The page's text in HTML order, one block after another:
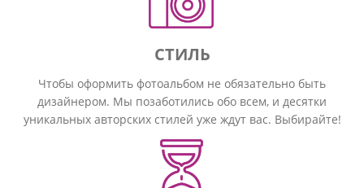
СТИЛЬ
Чтобы оформить фотоальбом не обязательно быть
дизайнером. Мы позаботились обо всем, и десятки
уникальных авторских стилей уже ждут вас. Выбирайте!